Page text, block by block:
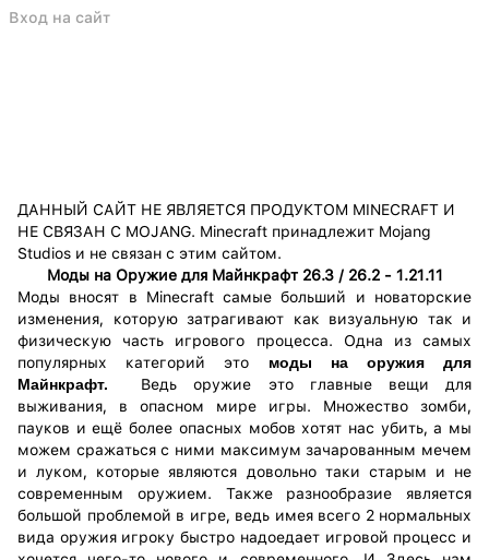
Вход на сайт
ДАННЫЙ САЙТ НЕ ЯВЛЯЕТСЯ ПРОДУКТОМ MINECRAFT И
НЕ СВЯЗАН С MOJANG. Minecraft принадлежит Mojang
Studios и не связан с этим сайтом.
Моды на Оружие для Майнкрафт 26.3 / 26.2 - 1.21.11
Моды вносят в Minecraft самые больший и новаторские
изменения, которую затрагивают как визуальную так и
физическую часть игрового процесса. Одна из самых
популярных категорий это моды на оружия для
Майнкрафт. Ведь оружие это главные вещи для
выживания, в опасном мире игры. Множество зомби,
пауков и ещё более опасных мобов хотят нас убить, а мы
можем сражаться с ними максимум зачарованным мечем
и луком, которые являются довольно таки старым и не
современным оружием. Также разнообразие является
большой проблемой в игре, ведь имея всего 2 нормальных
вида оружия игроку быстро надоедает игровой процесс и